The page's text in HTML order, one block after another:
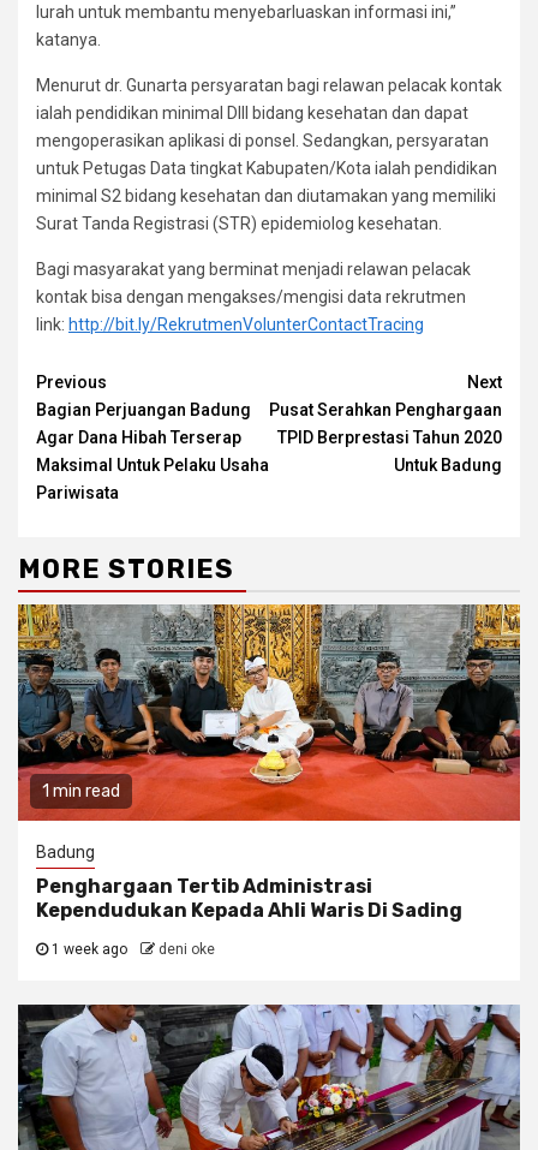
lurah untuk membantu menyebarluaskan informasi ini,”
katanya.
Menurut dr. Gunarta persyaratan bagi relawan pelacak kontak
ialah pendidikan minimal DIII bidang kesehatan dan dapat
mengoperasikan aplikasi di ponsel. Sedangkan, persyaratan
untuk Petugas Data tingkat Kabupaten/Kota ialah pendidikan
minimal S2 bidang kesehatan dan diutamakan yang memiliki
Surat Tanda Registrasi (STR) epidemiolog kesehatan.
Bagi masyarakat yang berminat menjadi relawan pelacak
kontak bisa dengan mengakses/mengisi data rekrutmen
link: http://bit.ly/RekrutmenVolunterContactTracing
Continue
Reading
Previous
Bagian Perjuangan Badung
Agar Dana Hibah Terserap
Maksimal Untuk Pelaku Usaha
Pariwisata
Next
Pusat Serahkan Penghargaan
TPID Berprestasi Tahun 2020
Untuk Badung
MORE STORIES
1 min read
Badung
Penghargaan Tertib Administrasi
Kependudukan Kepada Ahli Waris Di Sading
1 week ago deni oke